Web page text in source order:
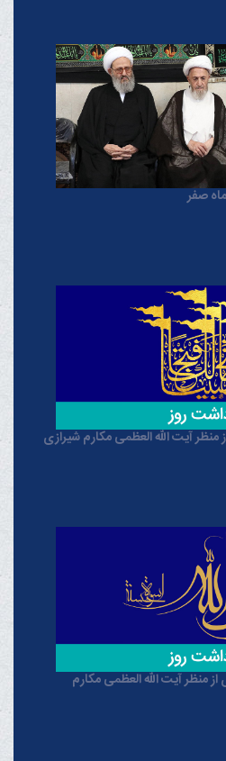
صفر
آیت الله العظمی مکارم شیرازی
منظر آیت الله العظمی مکارم